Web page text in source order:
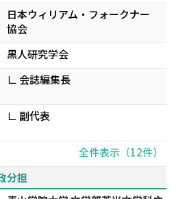
日本ウィリアム・フォークナー
協会
黒人研究学会
∟ 会誌編集長
∟ 副代表
全件表示（12件）
分担